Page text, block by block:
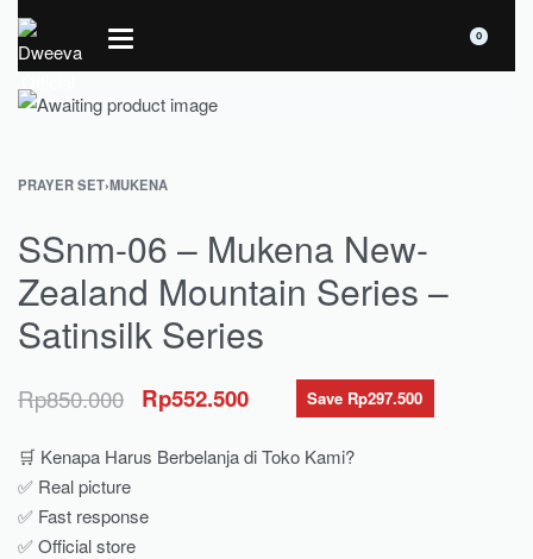
0
PRAYER SET›MUKENA
SSnm-06 – Mukena New-
Zealand Mountain Series –
Satinsilk Series
Rp850.000 Rp552.500 Save Rp297.500
🛒 Kenapa Harus Berbelanja di Toko Kami?
✅ Real picture
✅ Fast response
✅ Official store